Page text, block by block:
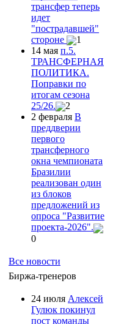
трансфер теперь
идет
"пострадавшей"
стороне
1
14 мая п.5.
ТРАНСФЕРНАЯ
ПОЛИТИКА.
Поправки по
итогам сезона
25/26.
2
2 февраля В
преддверии
первого
трансферного
окна чемпионата
Бразилии
реализован один
из блоков
предложений из
опроса "Развитие
проекта-2026".
0
Все новости
Биржа-тренеров
24 июля Алексей
Гулюк покинул
пост команды